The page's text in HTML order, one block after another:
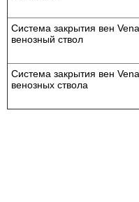
Система закрытия вен
венозный
Система закрытия вен
венозных